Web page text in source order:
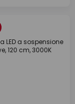
LED a sospensione
120 cm, 3000K